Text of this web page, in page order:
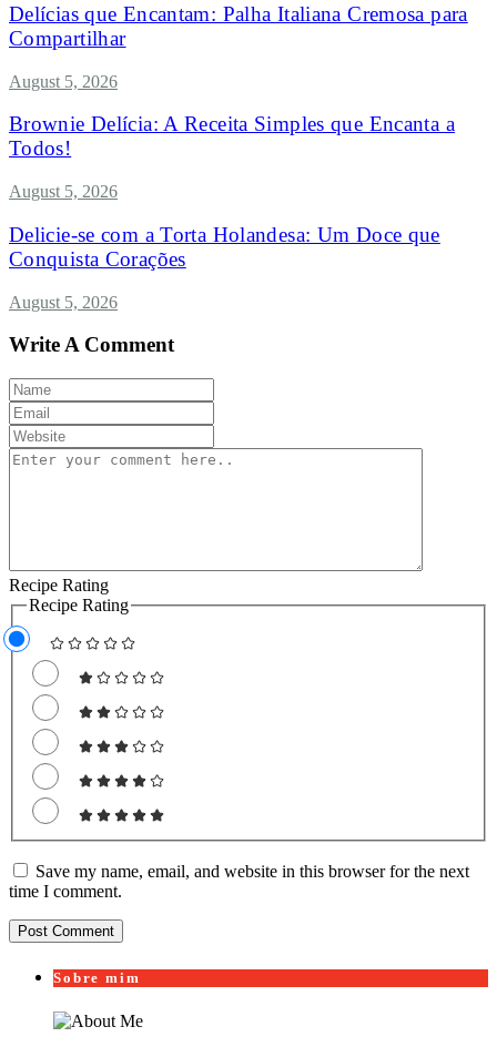
Delícias que Encantam: Palha Italiana Cremosa para
Compartilhar
August 5, 2026
Brownie Delícia: A Receita Simples que Encanta a
Todos!
August 5, 2026
Delicie-se com a Torta Holandesa: Um Doce que
Conquista Corações
August 5, 2026
Write A Comment
Recipe Rating
Recipe Rating
Save my name, email, and website in this browser for the next
time I comment.
Sobre mim